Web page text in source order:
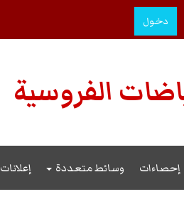
دخول
الفروسية
إحصاءات وسائط متعددة إعلانات